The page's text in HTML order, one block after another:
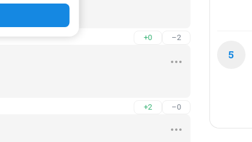
девушка.
+0 –2
+2 –0
5